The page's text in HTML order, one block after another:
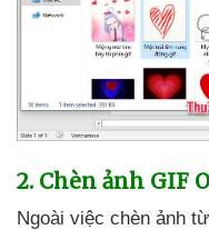
2. Chèn ảnh GIF
Ngoài việc chèn ảnh